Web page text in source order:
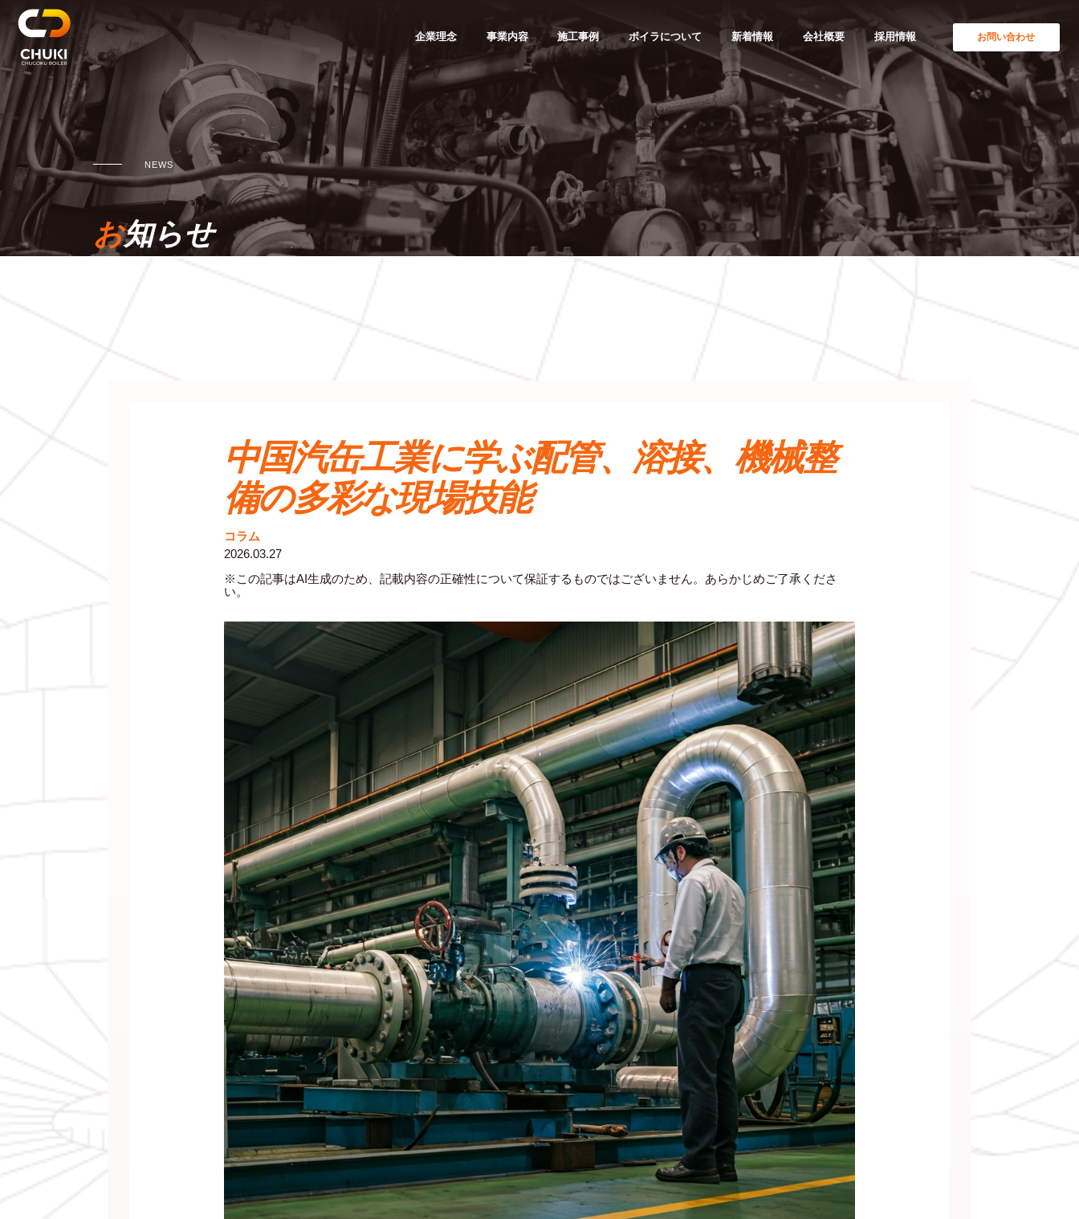
企業理念 事業内容 施工事例 ボイラについて 新着情報 会社概要 採用情報 お問い合わせ
NEWS
お知らせ
中国汽缶工業に学ぶ配管、溶接、機械整
備の多彩な現場技能
コラム
2026.03.27
※この記事はAI生成のため、記載内容の正確性について保証するものではございません。あらかじめご了承くださ
い。